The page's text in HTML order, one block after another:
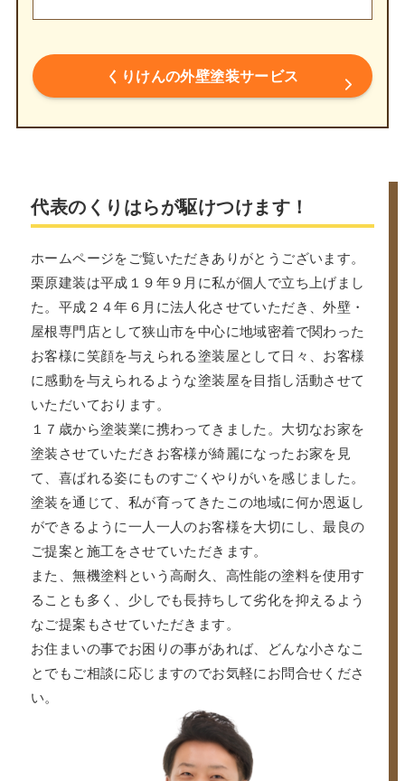
くりけんの外壁塗装サービス
代表のくりはらが駆けつけます！
ホームページをご覧いただきありがとうございます。
栗原建装は平成１９年９月に私が個人で立ち上げまし
た。平成２４年６月に法人化させていただき、外壁・
屋根専門店として狭山市を中心に地域密着で関わった
お客様に笑顔を与えられる塗装屋として日々、お客様
に感動を与えられるような塗装屋を目指し活動させて
いただいております。
１７歳から塗装業に携わってきました。大切なお家を
塗装させていただきお客様が綺麗になったお家を見
て、喜ばれる姿にものすごくやりがいを感じました。
塗装を通じて、私が育ってきたこの地域に何か恩返し
ができるように一人一人のお客様を大切にし、最良の
ご提案と施工をさせていただきます。
また、無機塗料という高耐久、高性能の塗料を使用す
ることも多く、少しでも長持ちして劣化を抑えるよう
なご提案もさせていただきます。
お住まいの事でお困りの事があれば、どんな小さなこ
とでもご相談に応じますのでお気軽にお問合せくださ
い。